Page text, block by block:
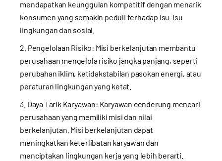
mendapatkan keunggulan kompetitif dengan menarik
konsumen yang semakin peduli terhadap isu-isu
lingkungan dan sosial.
2. Pengelolaan Risiko: Misi berkelanjutan membantu
perusahaan mengelola risiko jangka panjang, seperti
perubahan iklim, ketidakstabilan pasokan energi, atau
peraturan lingkungan yang ketat.
3. Daya Tarik Karyawan: Karyawan cenderung mencari
perusahaan yang memiliki misi dan nilai
berkelanjutan. Misi berkelanjutan dapat
meningkatkan keterlibatan karyawan dan
menciptakan lingkungan kerja yang lebih berarti.